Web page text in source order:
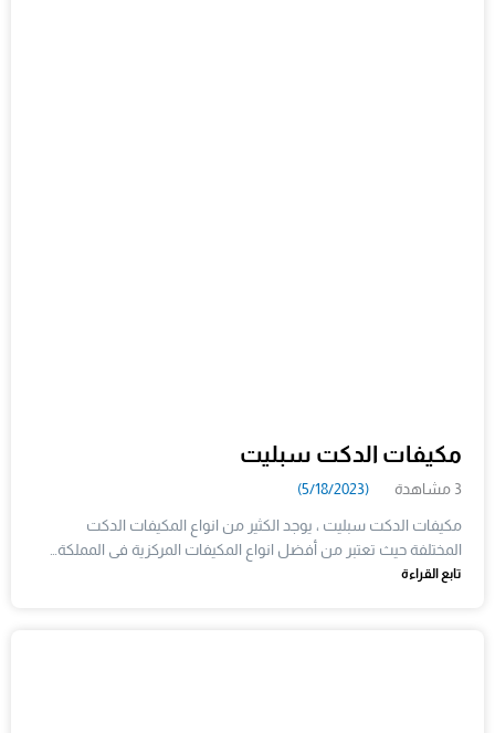
مكيفات الدكت سبليت
3 مشاهدة (5/18/2023)
مكيفات الدكت سبليت ، يوجد الكثير من انواع المكيفات الدكت
المختلفة حيث تعتبر من أفضل انواع المكيفات المركزية فى المملكة…
تابع القراءة